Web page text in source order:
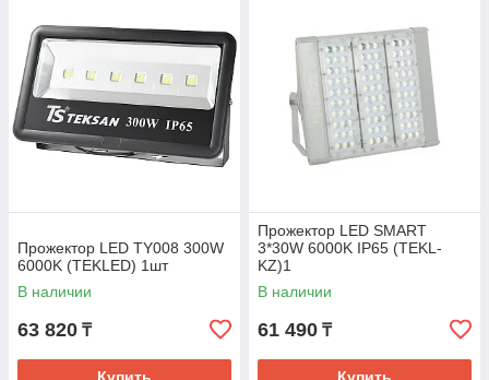
Прожектор LED TY008 300W
6000K (TEKLED) 1шт
В наличии
63 820 ₸
Прожектор LED SMART
3*30W 6000K IP65 (TEKL-
KZ)1
В наличии
61 490 ₸